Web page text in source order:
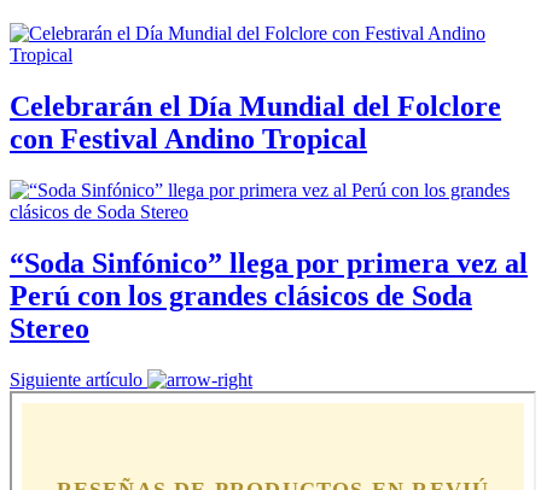
Celebrarán el Día Mundial del Folclore
con Festival Andino Tropical
“Soda Sinfónico” llega por primera vez al
Perú con los grandes clásicos de Soda
Stereo
Siguiente artículo